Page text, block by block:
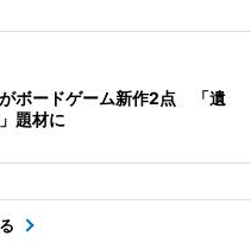
ボードゲーム新作2点 「遺
題材に